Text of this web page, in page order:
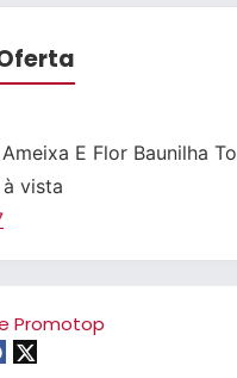
E Flor Baunilha
à vista
Promotop